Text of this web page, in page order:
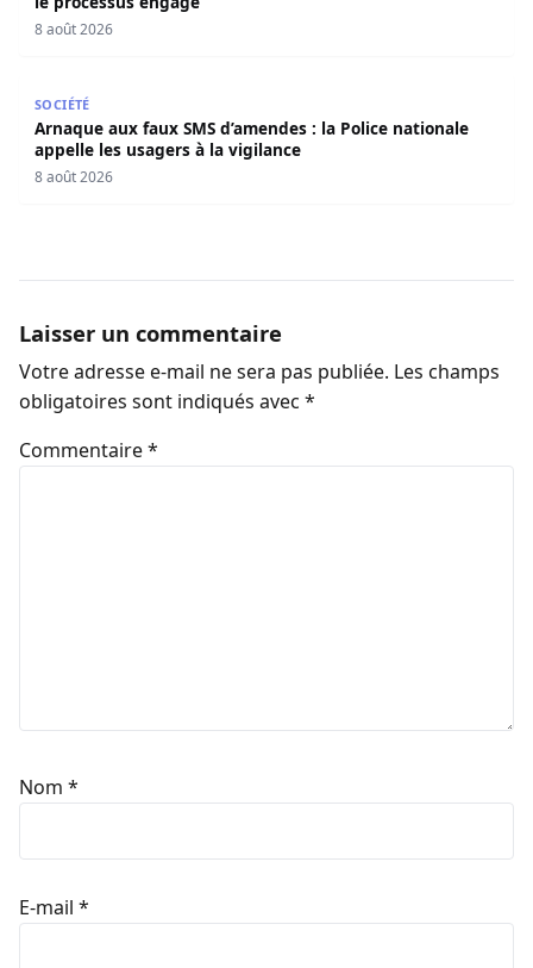
8 août 2026
SOCIÉTÉ
Arnaque aux faux SMS d’amendes : la Police nationale
appelle les usagers à la vigilance
8 août 2026
Laisser un commentaire
Votre adresse e-mail ne sera pas publiée. Les champs
obligatoires sont indiqués avec *
Commentaire*
Nom *
E-mail *